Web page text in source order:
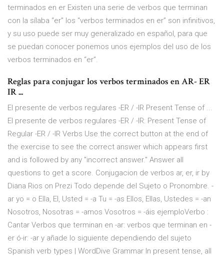
terminados en er Existen una serie de verbos que terminan
con la sílaba “er” los “verbos terminados en er” son infinitivos,
y su uso puede ser muy generalizado en español, para que
se puedan conocer ponemos unos ejemplos del uso de los
verbos terminados en “er”.
Reglas para conjugar los verbos terminados en AR- ER
IR ...
El presente de verbos regulares -ER / -IR Present Tense of ...
El presente de verbos regulares -ER / -IR: Present Tense of
Regular -ER / -IR Verbs Use the correct button at the end of
the exercise to see the correct answer which appears first
and is followed by any "incorrect answer." Answer all
questions to get a score. Conjugacion de verbos ar, er, ir by
Diana Rios on Prezi Todo depende del Sujeto o Pronombre. -
ar yo = o Ella, El, Usted = -a Tu = -as Ellos, Ellas, Ustedes = -an
Nosotros, Nosotras = -amos Vosotros = -áis ejemploVerbo :
Cantar Verbos que terminan en -ar: verbos que terminan en -
er ó-ir: -ar y añade lo siguiente dependiendo del sujeto
Spanish verb types | WordDive Grammar In present tense, all